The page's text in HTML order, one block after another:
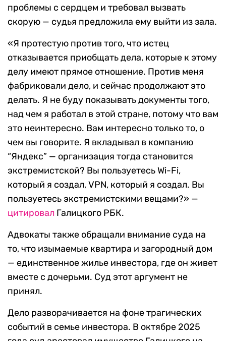
проблемы с сердцем и требовал вызвать
скорую — судья предложила ему выйти из зала.
«Я протестую против того, что истец
отказывается приобщать дела, которые к этому
делу имеют прямое отношение. Против меня
фабриковали дело, и сейчас продолжают это
делать. Я не буду показывать документы того,
над чем я работал в этой стране, потому что вам
это неинтересно. Вам интересно только то, о
чем вы говорите. Я вкладывал в компанию
“Яндекс” — организация тогда становится
экстремистской? Вы пользуетесь Wi-Fi,
который я создал, VPN, который я создал. Вы
пользуетесь экстремистскими вещами?» —
цитировал Галицкого РБК.
Адвокаты также обращали внимание суда на
то, что изымаемые квартира и загородный дом
— единственное жилье инвестора, где он живет
вместе с дочерьми. Суд этот аргумент не
принял.
Дело разворачивается на фоне трагических
событий в семье инвестора. В октябре 2025